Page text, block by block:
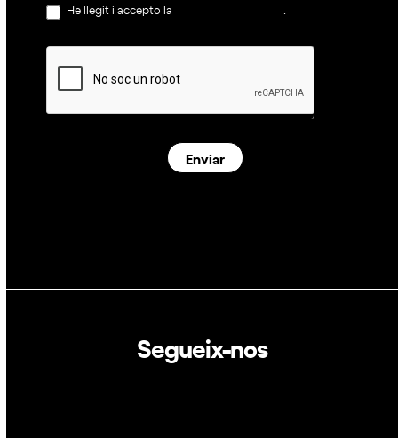
He llegit i accepto la
Enviar
Segueix-nos